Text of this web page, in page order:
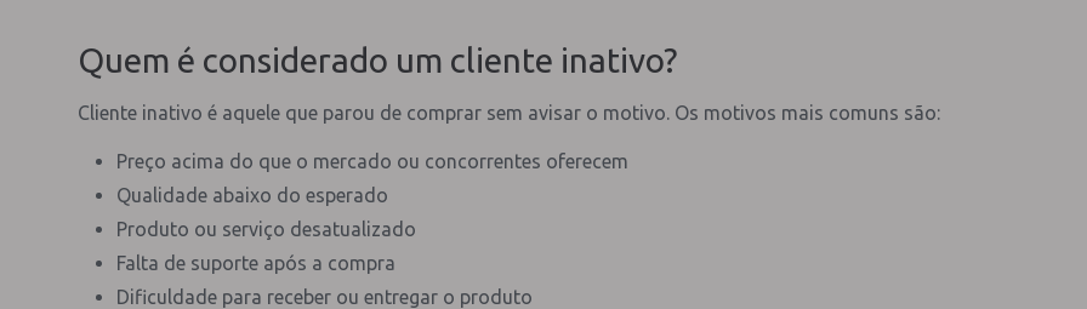
Quem é considerado um cliente inativo?
Cliente inativo é aquele que parou de comprar sem avisar o motivo. Os motivos mais comuns são:
Preço acima do que o mercado ou concorrentes oferecem
Qualidade abaixo do esperado
Produto ou serviço desatualizado
Falta de suporte após a compra
Dificuldade para receber ou entregar o produto